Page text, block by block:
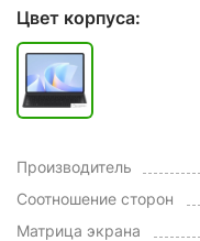
Цвет корпуса:
Производитель
Соотношение сторон
Матрица экрана